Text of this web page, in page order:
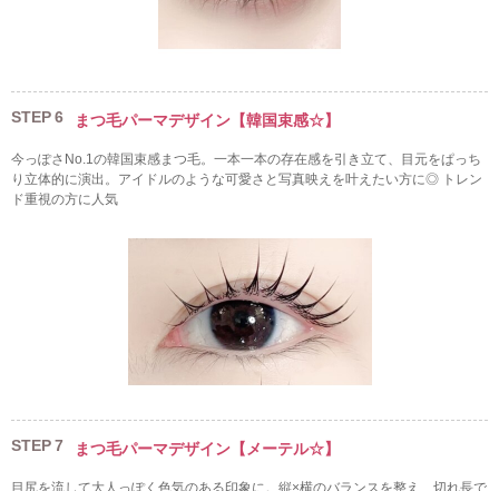
STEP6 まつ毛パーマデザイン【韓国束感☆】
今っぽさNo.1の韓国束感まつ毛。一本一本の存在感を引き立て、目元をぱっち
り立体的に演出。アイドルのような可愛さと写真映えを叶えたい方に◎ トレン
ド重視の方に人気
STEP7 まつ毛パーマデザイン【メーテル☆】
目尻を流して大人っぽく色気のある印象に。縦×横のバランスを整え、切れ長で